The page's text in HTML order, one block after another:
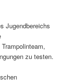
Jugendbereichs
zu testen.